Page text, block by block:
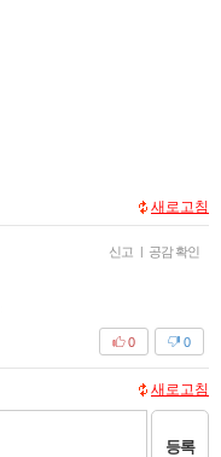
새로고침
신고 | 공감 확인
0
0
새로고침
등록